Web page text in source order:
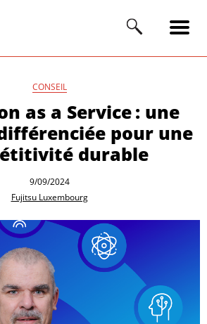
CONSEIL
as a Service : une
pour une
durable
9/09/2024
Fujitsu Luxembourg